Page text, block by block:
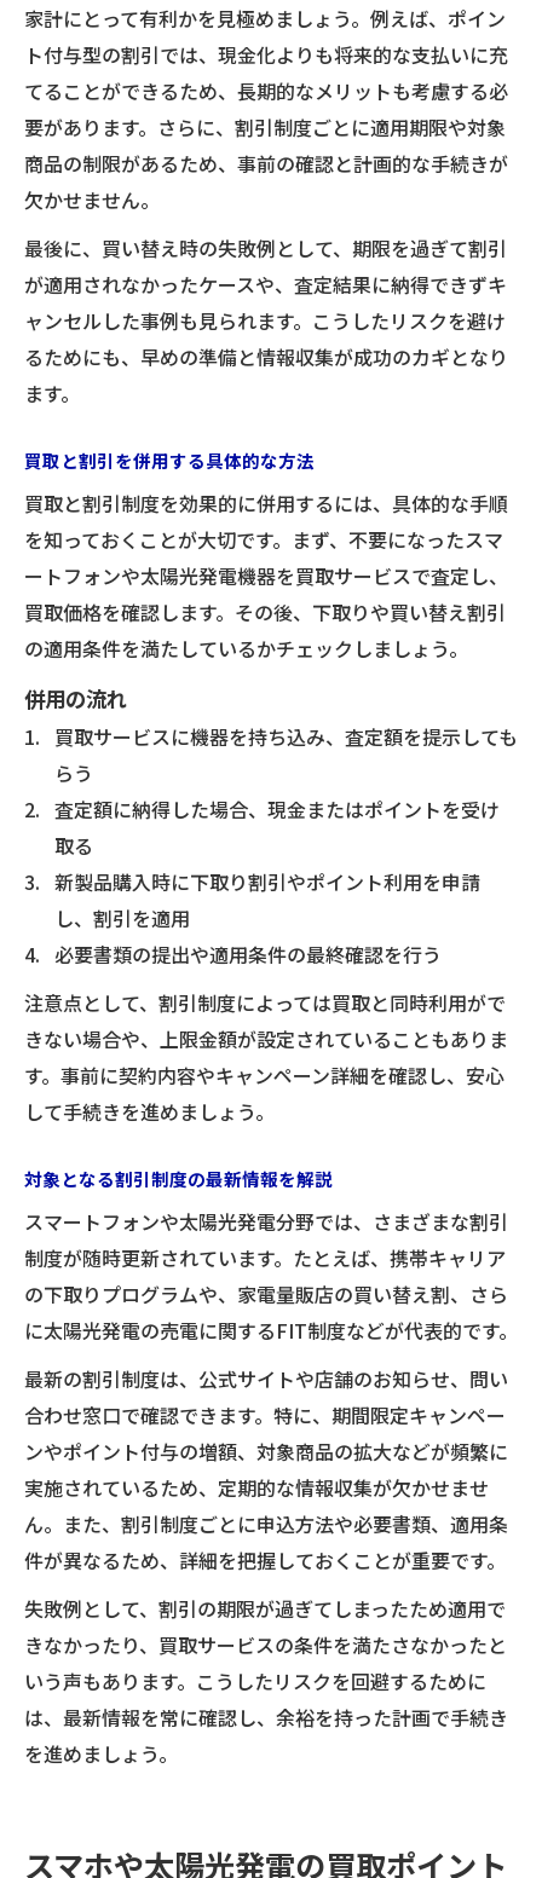
家計にとって有利かを見極めましょう。例えば、ポイン
ト付与型の割引では、現金化よりも将来的な支払いに充
てることができるため、長期的なメリットも考慮する必
要があります。さらに、割引制度ごとに適用期限や対象
商品の制限があるため、事前の確認と計画的な手続きが
欠かせません。
最後に、買い替え時の失敗例として、期限を過ぎて割引
が適用されなかったケースや、査定結果に納得できずキ
ャンセルした事例も見られます。こうしたリスクを避け
るためにも、早めの準備と情報収集が成功のカギとなり
ます。
買取と割引を併用する具体的な方法
買取と割引制度を効果的に併用するには、具体的な手順
を知っておくことが大切です。まず、不要になったスマ
ートフォンや太陽光発電機器を買取サービスで査定し、
買取価格を確認します。その後、下取りや買い替え割引
の適用条件を満たしているかチェックしましょう。
併用の流れ
買取サービスに機器を持ち込み、査定額を提示しても
らう
査定額に納得した場合、現金またはポイントを受け
取る
新製品購入時に下取り割引やポイント利用を申請
し、割引を適用
必要書類の提出や適用条件の最終確認を行う
注意点として、割引制度によっては買取と同時利用がで
きない場合や、上限金額が設定されていることもありま
す。事前に契約内容やキャンペーン詳細を確認し、安心
して手続きを進めましょう。
対象となる割引制度の最新情報を解説
スマートフォンや太陽光発電分野では、さまざまな割引
制度が随時更新されています。たとえば、携帯キャリア
の下取りプログラムや、家電量販店の買い替え割、さら
に太陽光発電の売電に関するFIT制度などが代表的です。
最新の割引制度は、公式サイトや店舗のお知らせ、問い
合わせ窓口で確認できます。特に、期間限定キャンペー
ンやポイント付与の増額、対象商品の拡大などが頻繁に
実施されているため、定期的な情報収集が欠かせませ
ん。また、割引制度ごとに申込方法や必要書類、適用条
件が異なるため、詳細を把握しておくことが重要です。
失敗例として、割引の期限が過ぎてしまったため適用で
きなかったり、買取サービスの条件を満たさなかったと
いう声もあります。こうしたリスクを回避するために
は、最新情報を常に確認し、余裕を持った計画で手続き
を進めましょう。
スマホや太陽光発電の買取ポイント